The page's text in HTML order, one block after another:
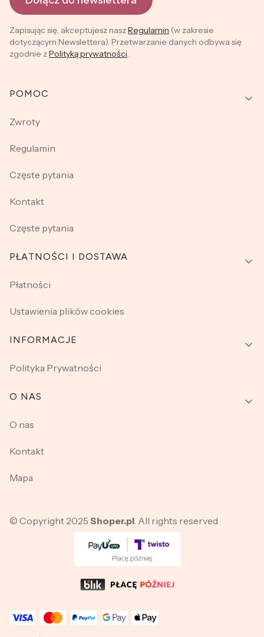
Zapisując się, akceptujesz naszRegulamin (w zakresie
dotyczącym Newslettera). Przetwarzanie danych odbywa się
zgodnie zPolityką prywatności.
Linki w stopce
POMOC
Zwroty
Regulamin
Częste pytania
Kontakt
Częste pytania
PŁATNOŚCI I DOSTAWA
Płatności
Ustawienia plików cookies
INFORMACJE
Polityka Prywatności
O NAS
O nas
Kontakt
Mapa
© Copyright 2025 Shoper.pl. All rights reserved